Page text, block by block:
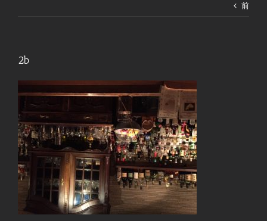
前
2b